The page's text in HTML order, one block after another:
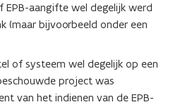
aangifte wel degelijk werd
(maar bijvoorbeeld onder een
of systeem wel degelijk op een
project was
van het indienen van de EPB-